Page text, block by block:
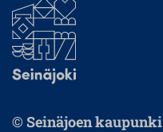
© Seinäjoen kaupunki